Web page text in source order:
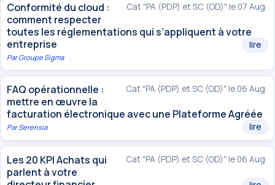
Cat "PA (PDP) et SC (OD)" le 07 Aug
Conformité du cloud :
comment respecter
toutes les réglementations qui s’appliquent à votre
entreprise
lire
ParGroupe Sigma
Cat "PA (PDP) et SC (OD)" le 06 Aug
FAQ opérationnelle :
mettre en œuvre la
facturation électronique avec une Plateforme Agréée
lire
ParSerensia
Cat "PA (PDP) et SC (OD)" le 06 Aug
Les 20 KPI Achats qui
parlent à votre